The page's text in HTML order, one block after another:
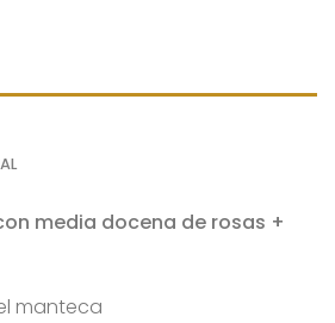
media docena de rosas +
manteca